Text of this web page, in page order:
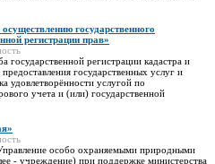
государственного
регистрации прав»
государственной регистрации кадастра и
государственных услуг и
удовлетворённости услугой по
учета и (или) государственной
особо охраняемыми природными
- учреждение) при поддержке министерства